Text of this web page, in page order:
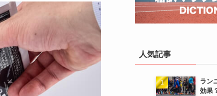
人気記事
ラン
効果